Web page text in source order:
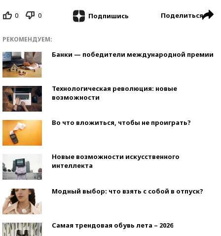
0 0 Подпишись Поделиться
РЕКОМЕНДУЕМ:
Банки — победители международной премии
Технологическая революция: новые
возможности
Во что вложиться, чтобы не проиграть?
Новые возможности искусственного
интеллекта
Модный выбор: что взять с собой в отпуск?
Самая трендовая обувь лета – 2026